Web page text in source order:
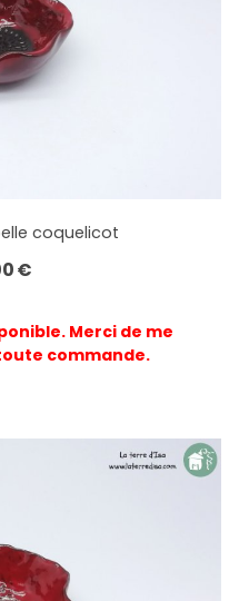
coquelicot
€
Merci de me
commande.